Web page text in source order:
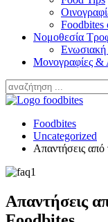
Foodbites
Νομοθεσία
Ενωσιακή
Μονογραφίες &
Foodbites
Uncategorized
Απαντήσεις από
Απαντήσεις